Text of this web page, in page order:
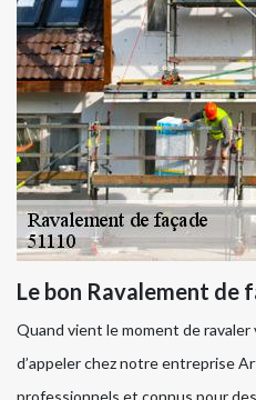
Le bon Ravalement de
Quand vient le moment de ravaler
d’appeler chez notre entreprise
professionnels et connus pour